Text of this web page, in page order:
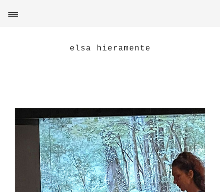
elsa hieramente